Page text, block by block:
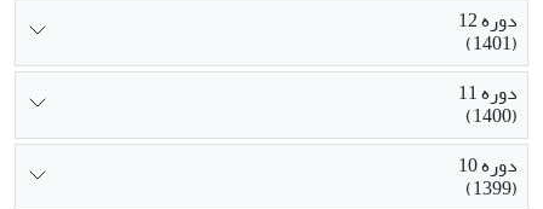
دوره 12
(1401)
دوره 11
(1400)
دوره 10
(1399)